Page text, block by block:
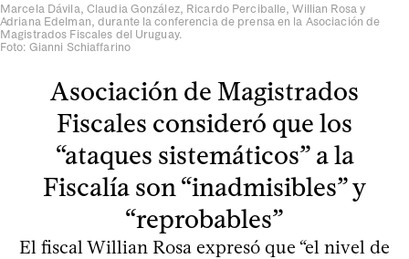
Marcela Dávila, Claudia González, Ricardo Perciballe, Willian Rosa y
Adriana Edelman, durante la conferencia de prensa en la Asociación de
Magistrados Fiscales del Uruguay.
Foto: Gianni Schiaffarino
Asociación de Magistrados
Fiscales consideró que los
“ataques sistemáticos” a la
Fiscalía son “inadmisibles” y
“reprobables”
El fiscal Willian Rosa expresó que “el nivel de